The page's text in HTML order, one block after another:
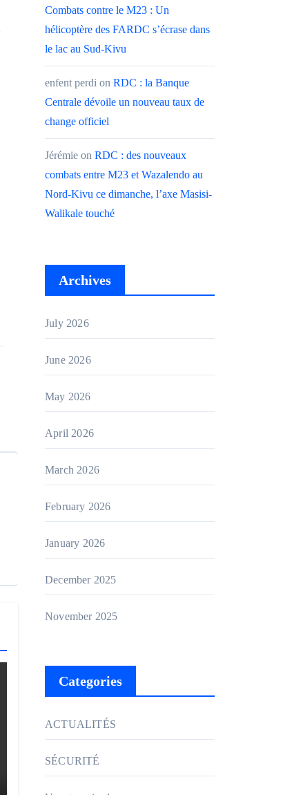
Combats contre le M23 : Un
hélicoptère des FARDC s’écrase dans
le lac au Sud-Kivu
enfent perdi on RDC : la Banque
Centrale dévoile un nouveau taux de
change officiel
Jérémie on RDC : des nouveaux
combats entre M23 et Wazalendo au
Nord-Kivu ce dimanche, l’axe Masisi-
Walikale touché
Archives
July 2026
June 2026
May 2026
April 2026
March 2026
February 2026
January 2026
December 2025
November 2025
Categories
ACTUALITÉS
SÉCURITÉ